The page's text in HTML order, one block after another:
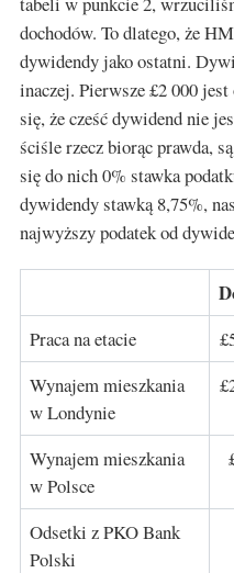
dochodów. To dlatego, że
dywidendy jako ostatni.
inaczej. Pierwsze £2 000 jest
się, że cześć dywidend nie
ściśle rzecz biorąc prawda,
się do nich 0% stawka
dywidendy stawką 8,75%,
najwyższy podatek od
Praca na etacie
Wynajem mieszkania
w Londynie
Wynajem mieszkania
w Polsce
Odsetki z PKO Bank
Polski